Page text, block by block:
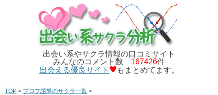
出会い系やサクラ情報の口コミサイト
みんなのコメント数 167426件
出会える優良サイト
もまとめてます。
TOP > プロフ誘導のサクラ一覧 >